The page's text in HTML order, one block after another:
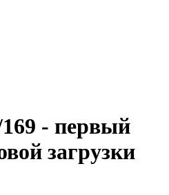
- первый
загрузки